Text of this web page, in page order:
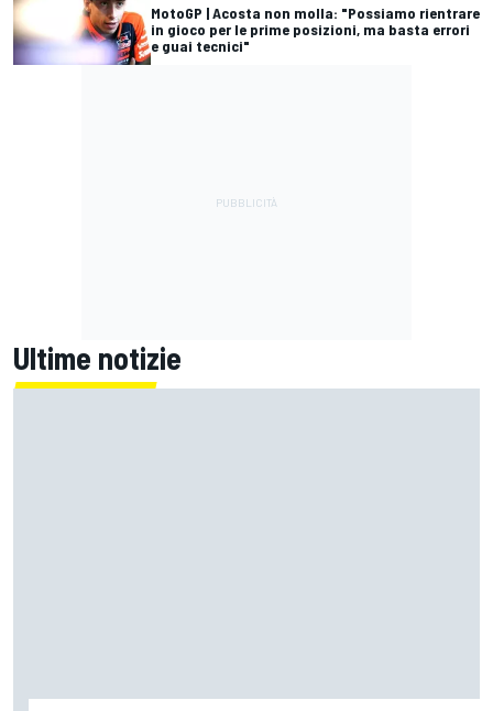
MotoGP | Acosta non molla: "Possiamo rientrare
in gioco per le prime posizioni, ma basta errori
e guai tecnici"
Ultime notizie